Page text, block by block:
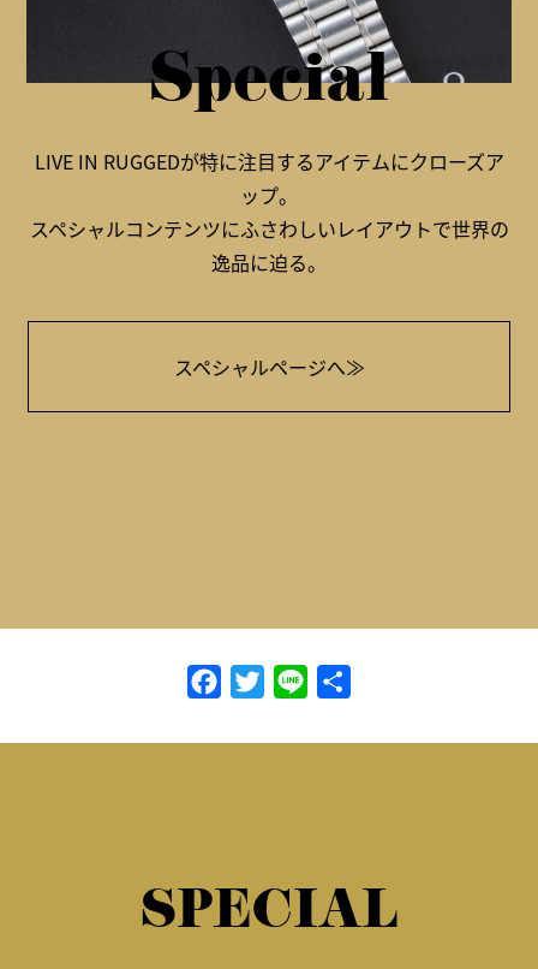
Special
LIVE IN RUGGEDが特に注目するアイテムにクローズア
ップ。
スペシャルコンテンツにふさわしいレイアウトで世界の
逸品に迫る。
スペシャルページへ≫
FacebookTwitterLine
SPECIAL